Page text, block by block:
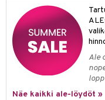
Ale
Näe kaikki ale-löydöt »
rasvahapot
vahvistavat
helpottava
nenä & kurkku
K
energiaa